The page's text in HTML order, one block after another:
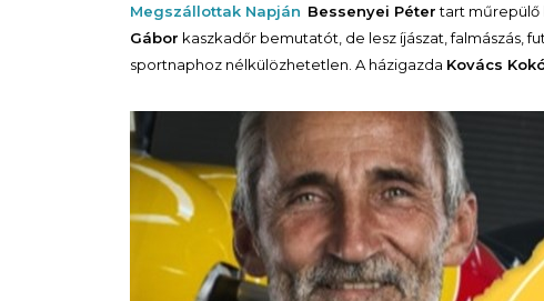
Megszállottak Napján Bessenyei Pétertart műrepülő
Gábor kaszkadőr bemutatót, de lesz íjászat, falmászás,
sportnaphoz nélkülözhetetlen. A házigazda Kovács